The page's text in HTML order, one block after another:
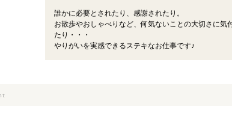
誰かに必要とされたり、感謝されたり。
お散歩やおしゃべりなど、何気ないことの大切さに気
たり・・・
やりがいを実感できるステキなお仕事です♪